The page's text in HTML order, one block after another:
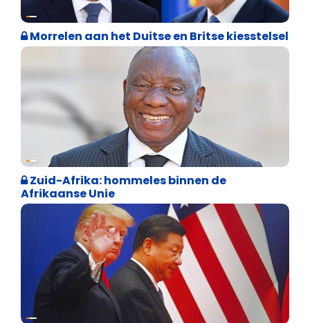
Internationale politiek
Morrelen aan het Duitse en Britse kiesstelsel
Weekblad 't Pallieterke
Zuid-Afrika: hommeles binnen de
Afrikaanse Unie
Weekblad 't Pallieterke